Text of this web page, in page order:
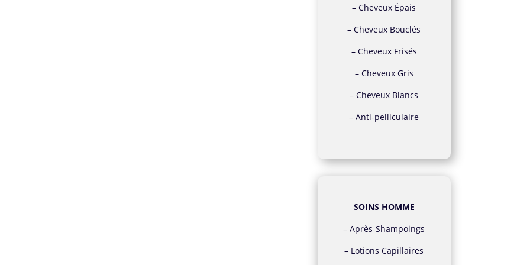
–Cheveux Épais
–Cheveux Bouclés
– Cheveux Frisés
– Cheveux Gris
–Cheveux Blancs
–Anti-pelliculaire
SOINS HOMME
–Après-Shampoings
– Lotions Capillaires